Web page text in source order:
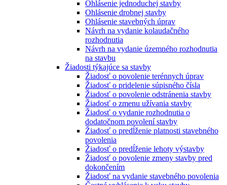
Ohlásenie jednoduchej stavby
Ohlásenie drobnej stavby
Ohlásenie stavebných úprav
Návrh na vydanie kolaudačného
rozhodnutia
Návrh na vydanie územného rozhodnutia
na stavbu
Žiadosti týkajúce sa stavby
Žiadosť o povolenie terénnych úprav
Žiadosť o pridelenie súpisného čísla
Žiadosť o povolenie odstránenia stavby
Žiadosť o zmenu užívania stavby
Žiadosť o vydanie rozhodnutia o
dodatočnom povolení stavby
Žiadosť o predĺženie platnosti stavebného
povolenia
Žiadosť o predĺženie lehoty výstavby
Žiadosť o povolenie zmeny stavby pred
dokončením
Žiadosť na vydanie stavebného povolenia